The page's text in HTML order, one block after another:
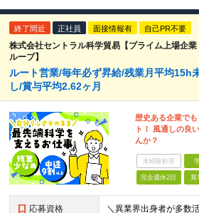
終了間近 正社員 面接情報有 自己PR不要
株式会社セントラル科学貿易【プライム上場企
ループ】
ルート営業/毎年必ず昇給/残業月平均15h
し/賞与平均2.62ヶ月
歴史ある企業で
ト！ 風通しの良
んか？
未経験歓迎
完全週休2日 賞
応募資格